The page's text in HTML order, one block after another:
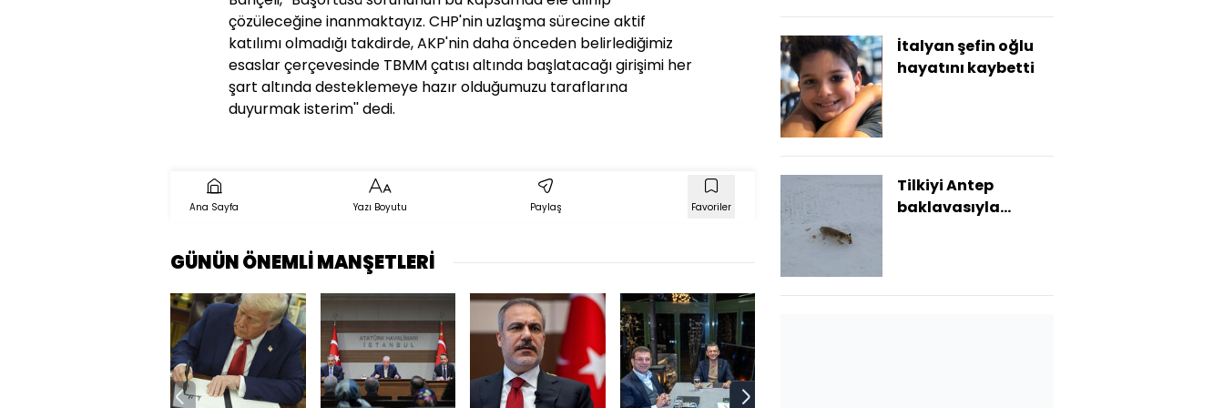
çözüleceğine inanmaktayız. CHP'nin uzlaşma sürecine aktif
katılımı olmadığı takdirde, AKP'nin daha önceden belirlediğimiz
esaslar çerçevesinde TBMM çatısı altında başlatacağı girişimi her
şart altında desteklemeye hazır olduğumuzu taraflarına
duyurmak isterim'' dedi.
Ana Sayfa Yazı Boyutu Paylaş Favoriler
GÜNÜN ÖNEMLİ MANŞETLERİ
İtalyan şefin oğlu
hayatını kaybetti
Tilkiyi Antep
baklavasıyla